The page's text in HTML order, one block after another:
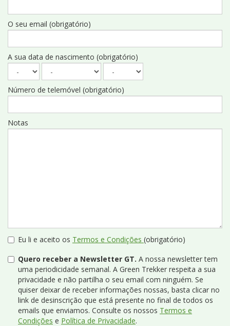
O seu email (obrigatório)
A sua data de nascimento (obrigatório)
Número de telemóvel (obrigatório)
Notas
Eu li e aceito os Termos e Condições (obrigatório)
Quero receber a Newsletter GT. A nossa newsletter tem
uma periodicidade semanal. A Green Trekker respeita a sua
privacidade e não partilha o seu email com ninguém. Se
quiser deixar de receber informações nossas, basta clicar no
link de desinscrição que está presente no final de todos os
emails que enviamos. Consulte os nossos Termos e
Condições e Política de Privacidade.